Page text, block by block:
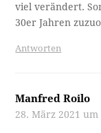
viel verändert.
30er Jahren
Antworten
Manfred Roilo
28. März 2021 um